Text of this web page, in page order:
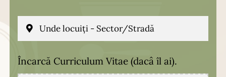
Încarcă Curriculum Vitae (dacâ îl ai).